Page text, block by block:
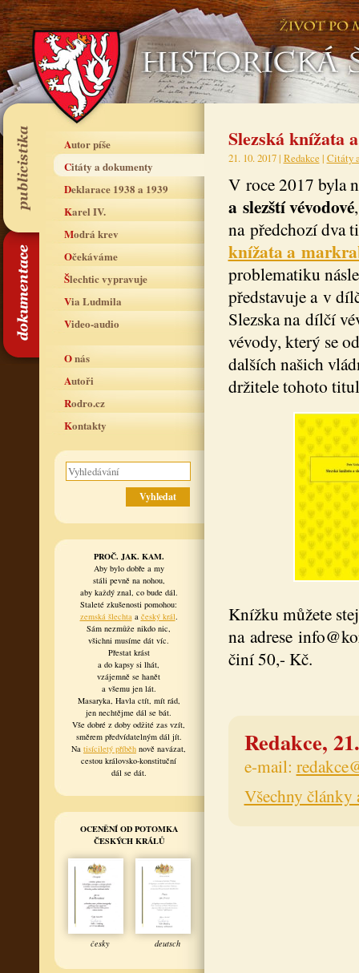
Autor píše
Citáty a dokumenty
Deklarace 1938 a 1939
Karel IV.
Modrá krev
Očekáváme
Šlechtic vypravuje
Via Ludmila
Video-audio
O nás
Autoři
Rodro.cz
Kontakty
PROČ. JAK. KAM.
Aby bylo dobře a my
stáli pevně na nohou,
aby každý znal, co bude dál.
Staleté zkušenosti pomohou:
zemská šlechtaa český král.
Sám nezmůže nikdo nic,
všichni musíme dát víc.
Přestat krást
a do kapsy si lhát,
vzájemně se hanět
a všemu jen lát.
Masaryka, Havla ctít, mít rád,
jen nechtějme dál se bát.
Vše dobré z doby odžité zas vzít,
směrem předvídatelným dál jít.
Na tisíciletý příběh nově navázat,
cestou královsko-konstituční
dál se dát.
OCENĚNÍ OD POTOMKA
ČESKÝCH KRÁLŮ
česky deutsch
Slezská knížata
21. 10. 2017 | Redakce | Citáty
V roce 2017 byla
a slezští vévodové
na předchozí dva
knížata a
problematiku
představuje a v
Slezska na dílčí
vévody, který se
dalších našich
držitele tohoto
Knížku můžete
na adrese
činí 50,- Kč.
Redakce,
e-mail:
Všechny články